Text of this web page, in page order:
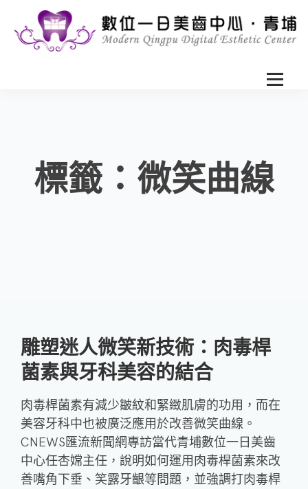
標籤：微笑曲線
雕塑迷人微笑新技術：肉毒桿
菌素與牙科美容的結合
肉毒桿菌素有減少皺紋和緊緻肌膚的功用，而在
美容牙科中也被廣泛應用於改善微笑曲線。
CNEWS匯流新聞網專訪當代青埔數位一日美齒
中心任杏嫦主任，說明如何運用肉毒桿菌素來改
善嘴角下垂、笑露牙齦等問題，並強調打肉毒桿